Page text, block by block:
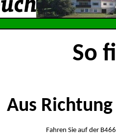
So
Aus
Fahren Sie auf der